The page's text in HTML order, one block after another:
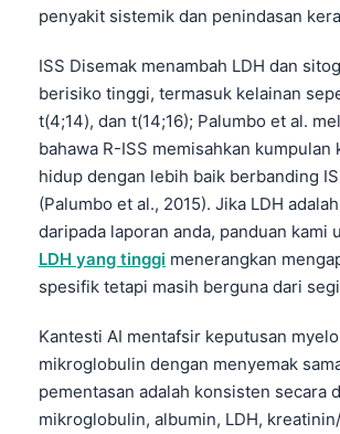
penyakit sistemik dan penindasan
ISS Disemak menambah LDH dan
berisiko tinggi, termasuk kelainan
t(4;14), dan t(14;16); Palumbo et al.
bahawa R-ISS memisahkan kumpulan
hidup dengan lebih baik berbanding
(Palumbo et al., 2015). Jika LDH
daripada laporan anda, panduan kami
LDH yang tinggi menerangkan
spesifik tetapi masih berguna dari
Kantesti AI mentafsir keputusan
mikroglobulin dengan menyemak
pementasan adalah konsisten secara
mikroglobulin, albumin, LDH,
پښتو
سنڌي
සිංහල
Galego
Latviešu valoda
Македонски јазик
Euskara
Gàidhlig
Occitan
العربية المغربية
Afrikaans